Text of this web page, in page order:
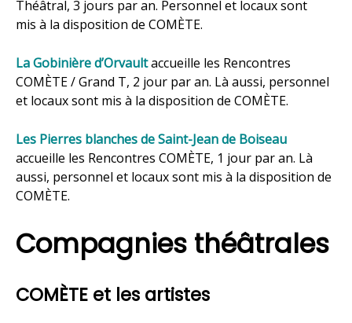
Théâtral, 3 jours par an. Personnel et locaux sont
mis à la disposition de COMÈTE.
La Gobinière d’Orvaultaccueille les Rencontres
COMÈTE / Grand T, 2 jour par an. Là aussi, personnel
et locaux sont mis à la disposition de COMÈTE.
Les Pierres blanches de Saint-Jean de Boiseau
accueille les Rencontres COMÈTE, 1 jour par an. Là
aussi, personnel et locaux sont mis à la disposition de
COMÈTE.
Compagnies théâtrales
COMÈTE et les artistes